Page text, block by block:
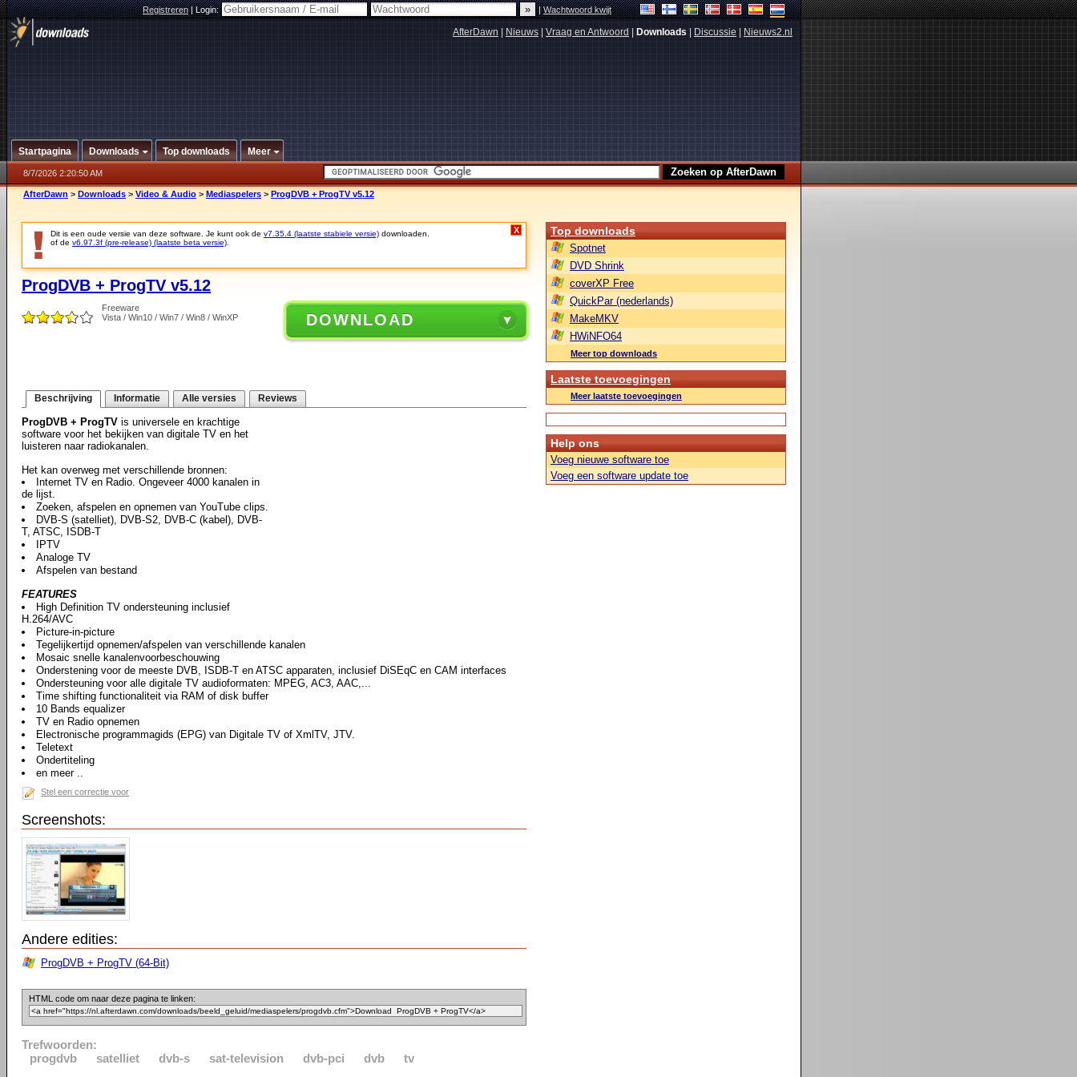
Registreren|Login: |Wachtwoord kwijt
AfterDawn Nieuws Vraag en Antwoord Downloads Discussie Nieuws2.nl
Startpagina Downloads Top downloads Meer
8/7/2026 2:20:50 AM
AfterDawn > Downloads > Video & Audio > Mediaspelers > ProgDVB + ProgTV v5.12
Dit is een oude versie van deze software. Je kunt ook de v7.35.4 (laatste stabiele versie) downloaden.
of de v6.97.3f (pre-release) (laatste beta versie)
X
ProgDVB + ProgTV v5.12
Freeware
Vista / Win10 / Win7 / Win8 / WinXP
DOWNLOAD
Beschrijving Informatie Alle versies Reviews
ProgDVB + ProgTV is universele en krachtige
software voor het bekijken van digitale TV en het
luisteren naar radiokanalen.
Het kan overweg met verschillende bronnen:
Internet TV en Radio. Ongeveer 4000 kanalen in
de lijst.
Zoeken, afspelen en opnemen van YouTube clips.
DVB-S (satelliet), DVB-S2, DVB-C (kabel), DVB-
T, ATSC, ISDB-T
IPTV
Analoge TV
Afspelen van bestand
FEATURES
High Definition TV ondersteuning inclusief
H.264/AVC
Picture-in-picture
Tegelijkertijd opnemen/afspelen van verschillende kanalen
Mosaic snelle kanalenvoorbeschouwing
Onderstening voor de meeste DVB, ISDB-T en ATSC apparaten, inclusief DiSEqC en CAM interfaces
Ondersteuning voor alle digitale TV audioformaten: MPEG, AC3, AAC,...
Time shifting functionaliteit via RAM of disk buffer
10 Bands equalizer
TV en Radio opnemen
Electronische programmagids (EPG) van Digitale TV of XmlTV, JTV.
Teletext
Ondertiteling
en meer ..
Stel een correctie voor
Screenshots:
Andere edities:
ProgDVB + ProgTV (64-Bit)
HTML code om naar deze pagina te linken:
Trefwoorden:
progdvb
satelliet dvb-s sat-television dvb-pci dvb tv
Top downloads
Spotnet
DVD Shrink
coverXP Free
QuickPar (nederlands)
MakeMKV
HWiNFO64
Meer top downloads
Laatste toevoegingen
Meer laatste toevoegingen
Help ons
Voeg nieuwe software toe
Voeg een software update toe